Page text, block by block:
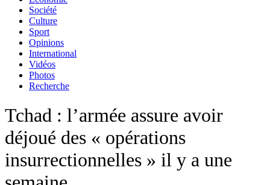
Société
Culture
Sport
Opinions
International
Vidéos
Photos
Recherche
Tchad : l’armée assure avoir
déjoué des « opérations
insurrectionnelles » il y a une